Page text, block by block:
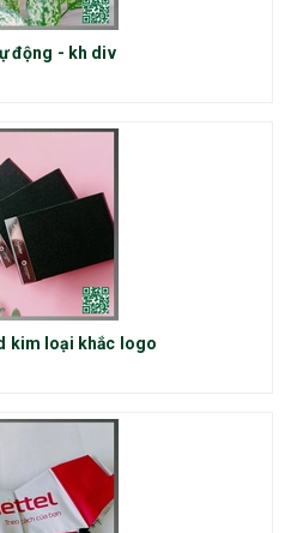
động - kh div
kim loại khắc logo